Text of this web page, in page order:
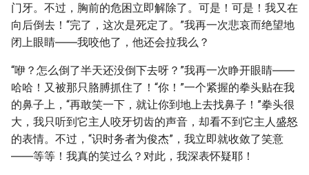
门牙。不过，胸前的危困立即解除了。可是！可是！我又在
向后倒去！“完了，这次是死定了。”我再一次悲哀而绝望地
闭上眼睛――我咬他了，他还会拉我么？
“咿？怎么倒了半天还没倒下去呀？”我再一次睁开眼睛――
哈哈！又被那只胳膊抓住了！“你！”一个紧握的拳头贴在我
的鼻子上，“再敢笑一下，就让你到地上去找鼻子！”拳头很
大，我只听到它主人咬牙切齿的声音，却看不到它主人盛怒
的表情。不过，“识时务者为俊杰”，我立即就收敛了笑意
――等等！我真的笑过么？对此，我深表怀疑耶！